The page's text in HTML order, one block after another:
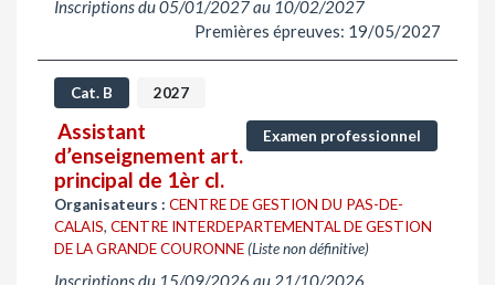
Inscriptions du 05/01/2027 au 10/02/2027
Premières épreuves: 19/05/2027
Cat. B 2027
Examen professionnel
Assistant
d’enseignement art.
principal de 1èr cl.
Organisateurs : CENTRE DE GESTION DU PAS-DE-
CALAIS, CENTRE INTERDEPARTEMENTAL DE GESTION
DE LA GRANDE COURONNE (Liste non définitive)
Inscriptions du 15/09/2026 au 21/10/2026